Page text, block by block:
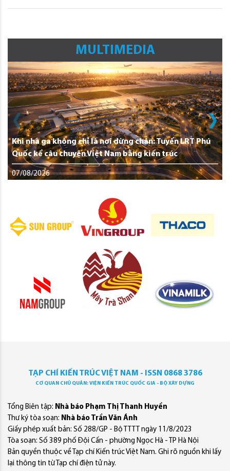
MULTIMEDIA
Khi nhà ga không chỉ là nơi dừng chân: Tuyến LRT Phú
Quốc kể câu chuyện Việt Nam bằng kiến trúc
07/08/2026
TẠP CHÍ KIẾN TRÚC VIỆT NAM - ISSN 0868 3786
CƠ QUAN CHỦ QUẢN: VIỆN KIẾN TRÚC QUỐC GIA - BỘ XÂY DỰNG
Tổng Biên tập: Nhà báo Phạm Thị Thanh Huyền
Thư ký tòa soạn: Nhà báo Trần Văn Ánh
Giấy phép xuất bản: Số 288/GP - Bộ TTTT ngày 11/8/2023
Tòa soạn: Số 389 phố Đội Cấn - phường Ngọc Hà - TP Hà Nội
Bản quyền thuộc về Tạp chí Kiến trúc Việt Nam. Ghi rõ nguồn khi lấy
lại thông tin từ Tạp chí điện tử này.